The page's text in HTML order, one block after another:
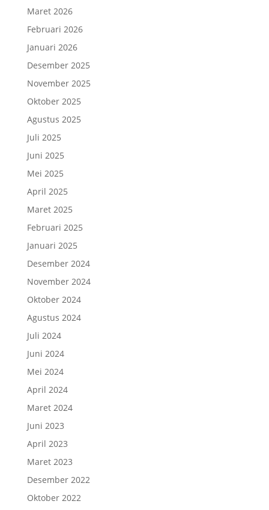
Maret 2026
Februari 2026
Januari 2026
Desember 2025
November 2025
Oktober 2025
Agustus 2025
Juli 2025
Juni 2025
Mei 2025
April 2025
Maret 2025
Februari 2025
Januari 2025
Desember 2024
November 2024
Oktober 2024
Agustus 2024
Juli 2024
Juni 2024
Mei 2024
April 2024
Maret 2024
Juni 2023
April 2023
Maret 2023
Desember 2022
Oktober 2022